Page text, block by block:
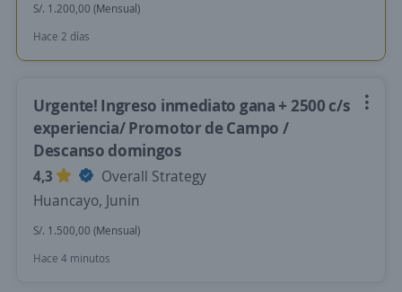
S/. 1.200,00 (Mensual)
Hace 2 días
Urgente! Ingreso inmediato gana + 2500 c/s
experiencia/ Promotor de Campo /
Descanso domingos
4,3
Overall Strategy
Huancayo, Junin
S/. 1.500,00 (Mensual)
Hace 4 minutos